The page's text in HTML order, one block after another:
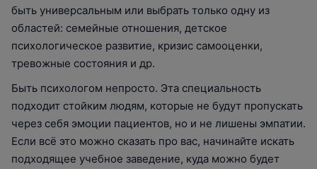
быть универсальным или выбрать только одну из
областей: семейные отношения, детское
психологическое развитие, кризис самооценки,
тревожные состояния и др.
Быть психологом непросто. Эта специальность
подходит стойким людям, которые не будут пропускать
через себя эмоции пациентов, но и не лишены эмпатии.
Если всё это можно сказать про вас, начинайте искать
подходящее учебное заведение, куда можно будет